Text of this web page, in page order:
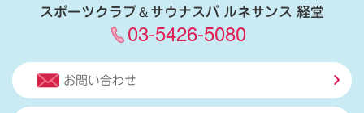
スポーツクラブ＆サウナスパ ルネサンス 経堂
03-5426-5080
お問い合わせ